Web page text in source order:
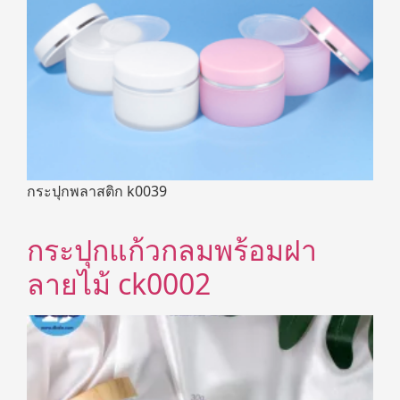
กระปุกพลาสติก k0039
กระปุกแก้วกลมพร้อมฝา
ลายไม้ ck0002